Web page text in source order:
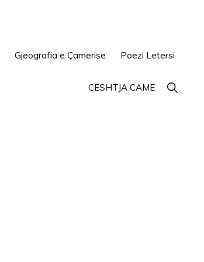
Gjeografia e Çamerise Poezi Letersi
CESHTJA CAME Show
Search